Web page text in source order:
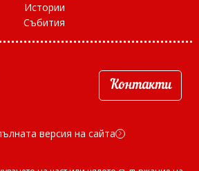
Истории
Събития
Контакти
версия на сайта d